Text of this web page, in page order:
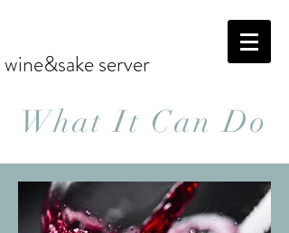
wine&sake server
What It Can Do